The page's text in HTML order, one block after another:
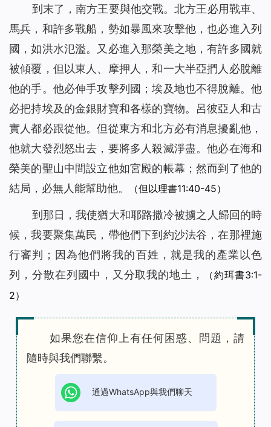
到末了，南方王要與他交戰。北方王必用戰車、
馬兵，和許多戰船，勢如暴風來攻擊他，也必進入列
國，如洪水氾濫。又必進入那榮美之地，有許多國就
被傾覆，但以東人、摩押人，和一大半亞捫人必脫離
他的手。他必伸手攻擊列國；埃及地也不得脫離。他
必把持埃及的金銀財寶和各樣的寶物。呂彼亞人和古
實人都必跟從他。但從東方和北方必有消息擾亂他，
他就大發烈怒出去，要將多人殺滅淨盡。他必在海和
榮美的聖山中間設立他如宮殿的帳幕；然而到了他的
結局，必無人能幫助他。
（但以理書11:40-45）
到那日，我使猶大和耶路撒冷被擄之人歸回的時
候，我要聚集萬民，帶他們下到約沙法谷，在那裡施
行審判；因為他們將我的百姓，就是我的產業以色
列，分散在列國中，又分取我的地土，
（約珥書3:1-
2）
如果您在信仰上有任何困惑、問題，請
隨時與我們聯繫。
通過WhatsApp與我們聊天